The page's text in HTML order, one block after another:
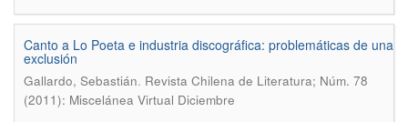
Canto a Lo Poeta e industria discográfica: problemáticas de una
exclusión
Gallardo, Sebastián. Revista Chilena de Literatura; Núm. 78
(2011): Miscelánea Virtual Diciembre